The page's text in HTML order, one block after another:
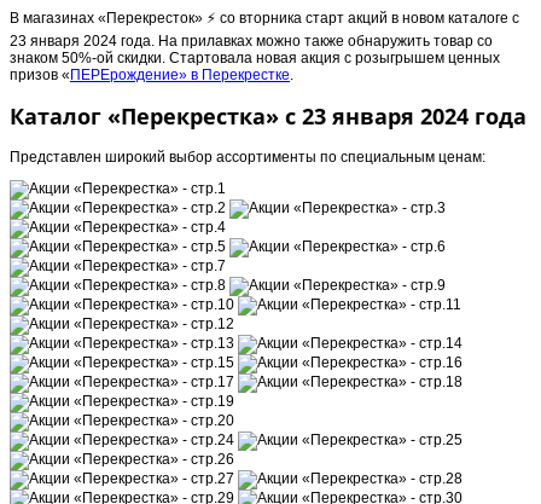
В магазинах «Перекресток» ⚡️ со вторника старт акций в новом каталоге с
23 января 2024 года. На прилавках можно также обнаружить товар со
знаком 50%-ой скидки. Стартовала новая акция с розыгрышем ценных
призов « ПЕРЕрождение» в Перекрестке.
Каталог «Перекрестка» с 23 января 2024 года
Представлен широкий выбор ассортименты по специальным ценам: